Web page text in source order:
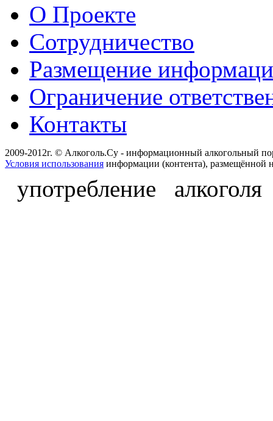
О Проекте
Сотрудничество
Размещение
Ограничение
Контакты
2009-2012г. © Алкоголь.Су - информационный алкогольный
Условия использования информации (контента), размещённой
употребление